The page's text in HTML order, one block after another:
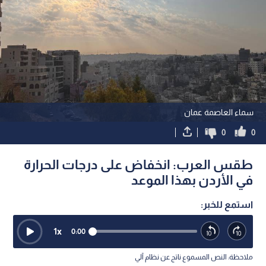
سماء العاصمة عمان
0
0
طقس العرب: انخفاض على درجات الحرارة
في الأردن بهذا الموعد
استمع للخبر:
0:00
1x
ملاحظة: النص المسموع ناتج عن نظام آلي